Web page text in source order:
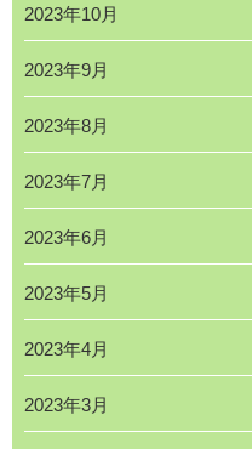
2023年10月
2023年9月
2023年8月
2023年7月
2023年6月
2023年5月
2023年4月
2023年3月